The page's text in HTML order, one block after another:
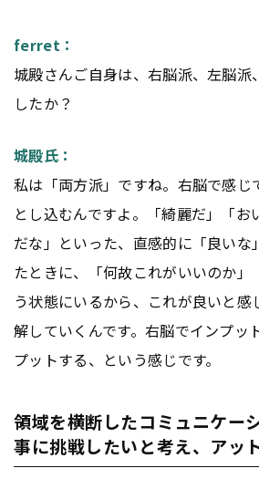
ferret：
城殿さんご自身は、右脳派、左脳派
したか？
城殿氏：
私は「両方派」ですね。右脳で感じ
とし込むんですよ。「綺麗だ」「お
だな」といった、直感的に「良いな
たときに、「何故これがいいのか」
う状態にいるから、これが良いと
解していくんです。右脳でインプッ
プットする、という感じです。
領域を横断したコミュニケー
事に挑戦したいと考え、アッ